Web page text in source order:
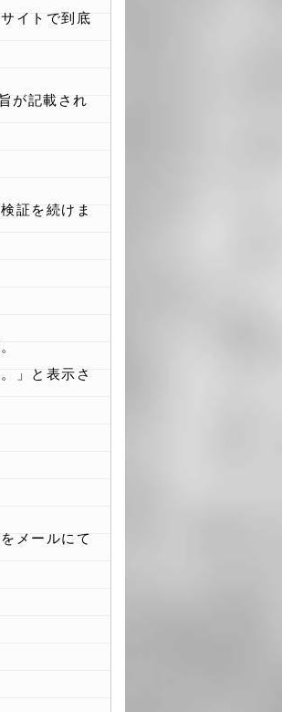
イトで到底
が記載され
証を続けま
」と表示さ
メールにて